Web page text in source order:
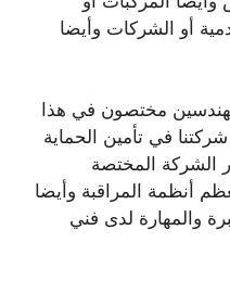
أو الشركات وأيضا
مختصون في هذا
في تأمين الحماية
الشركة المختصة
أنظمة المراقبة وأيضا
والمهارة لدى فني